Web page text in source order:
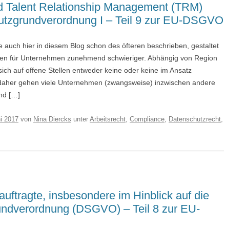
Talent Relationship Management (TRM)
I – Teil 9 zur EU-DSGVO
auch hier in diesem Blog schon des öfteren beschrieben, gestaltet
für Unternehmen zunehmend schwieriger. Abhängig von Region
auf offene Stellen entweder keine oder keine im Ansatz
gehen viele Unternehmen (zwangsweise) inzwischen andere
[…]
2017 von Nina Diercks unter Arbeitsrecht, Compliance, Datenschutzrecht,
insbesondere im Hinblick auf die
(DSGVO) – Teil 8 zur EU-